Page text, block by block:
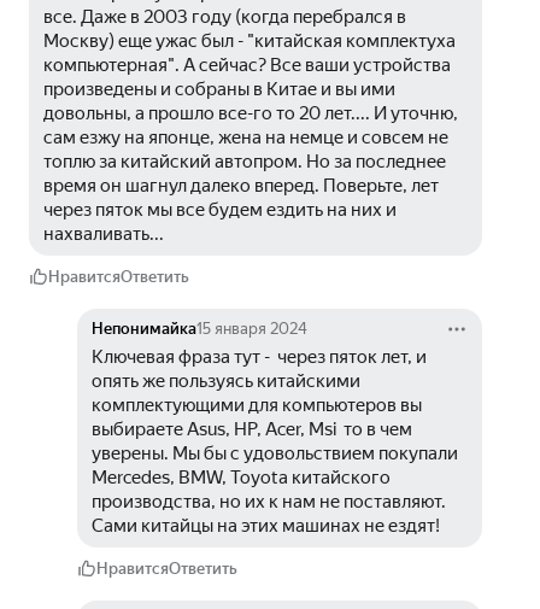
все. Даже в 2003 году (когда перебрался в
Москву) еще ужас был - "китайская комплектуха
компьютерная". А сейчас? Все ваши устройства
произведены и собраны в Китае и вы ими
довольны, а прошло все-го то 20 лет.... И уточню,
сам езжу на японце, жена на немце и совсем не
топлю за китайский автопром. Но за последнее
время он шагнул далеко вперед. Поверьте, лет
через пяток мы все будем ездить на них и
нахваливать...
НравитсяОтветить
Непонимайка15 января 2024
Ключевая фраза тут -  через пяток лет, и
опять же пользуясь китайскими
комплектующими для компьютеров вы
выбираете Asus, HP, Acer, Msi  то в чем
уверены. Мы бы с удовольствием покупали
Mercedes, BMW, Toyota китайского
производства, но их к нам не поставляют.
Сами китайцы на этих машинах не ездят!
НравитсяОтветить